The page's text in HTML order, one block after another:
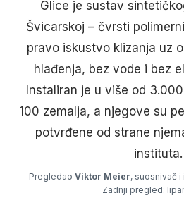
Glice je sustav
Švicarskoj – čvrsti
pravo iskustvo klizanja uz
hlađenja, bez vode i bez
Instaliran je u više od
100 zemalja, a njegove su
potvrđene od strane
instituta.
Pregledao Viktor Meier, suosnivač i
Zadnji pregled: